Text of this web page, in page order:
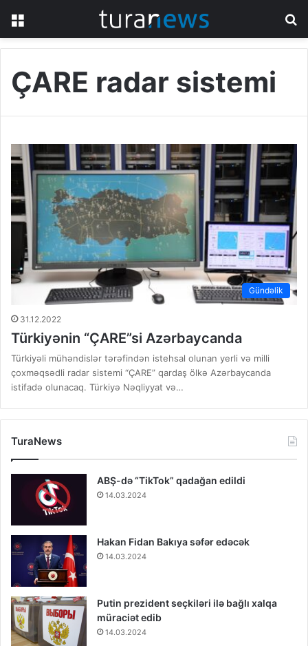
ÇARE radar sistemi
Gündəlik
31.12.2022
Türkiyənin “ÇARE”si Azərbaycanda
Türkiyəli mühəndislər tərəfindən istehsal olunan yerli və milli
çoxməqsədli radar sistemi “ÇARE” qardaş ölkə Azərbaycanda
istifadə olunacaq. Türkiyə Nəqliyyat və…
TuraNews
ABŞ-də “TikTok” qadağan edildi
14.03.2024
Hakan Fidan Bakıya səfər edəcək
14.03.2024
Putin prezident seçkiləri ilə bağlı xalqa
müraciət edib
14.03.2024